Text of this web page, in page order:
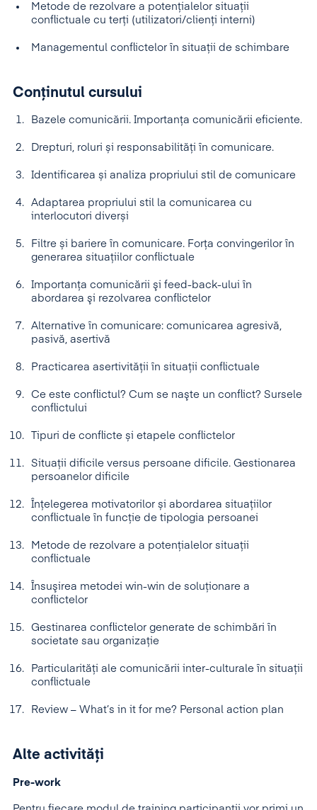
Metode de rezolvare a potențialelor situații
conflictuale cu terți (utilizatori/clienți interni)
Managementul conflictelor în situații de schimbare
Conținutul cursului
Bazele comunicării. Importanța comunicării eficiente.
Drepturi, roluri și responsabilități în comunicare.
Identificarea și analiza propriului stil de comunicare
Adaptarea propriului stil la comunicarea cu
interlocutori diverși
Filtre și bariere în comunicare. Forța convingerilor în
generarea situațiilor conflictuale
Importanţa comunicării şi feed-back-ului în
abordarea şi rezolvarea conflictelor
Alternative în comunicare: comunicarea agresivă,
pasivă, asertivă
Practicarea asertivității în situații conflictuale
Ce este conflictul? Cum se naşte un conflict? Sursele
conflictului
Tipuri de conflicte și etapele conflictelor
Situații dificile versus persoane dificile. Gestionarea
persoanelor dificile
Înțelegerea motivatorilor și abordarea situațiilor
conflictuale în funcție de tipologia persoanei
Metode de rezolvare a potențialelor situații
conflictuale
Însuşirea metodei win-win de soluţionare a
conflictelor
Gestinarea conflictelor generate de schimbări în
societate sau organizație
Particularități ale comunicării inter-culturale în situații
conflictuale
Review – What’s in it for me? Personal action plan
Alte activități
Pre-work